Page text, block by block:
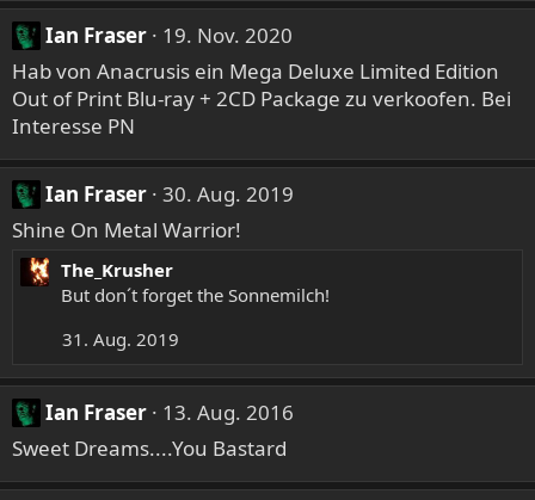
Ian Fraser
19. Nov. 2020
Hab von Anacrusis ein Mega Deluxe Limited Edition
Out of Print Blu-ray + 2CD Package zu verkoofen. Bei
Interesse PN
Ian Fraser 30. Aug. 2019
Shine On Metal Warrior!
The_Krusher
But don´t forget the Sonnemilch!
31. Aug. 2019
Ian Fraser
13. Aug. 2016
Sweet Dreams....You Bastard